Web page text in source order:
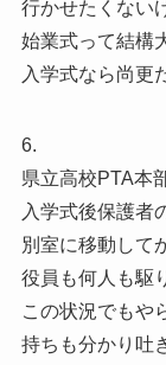
行かせたくない
始業式って結構
入学式なら尚更
6.
県立高校PTA本
入学式後保護者
別室に移動して
役員も何人も駆
この状況でもや
持ちも分かり吐